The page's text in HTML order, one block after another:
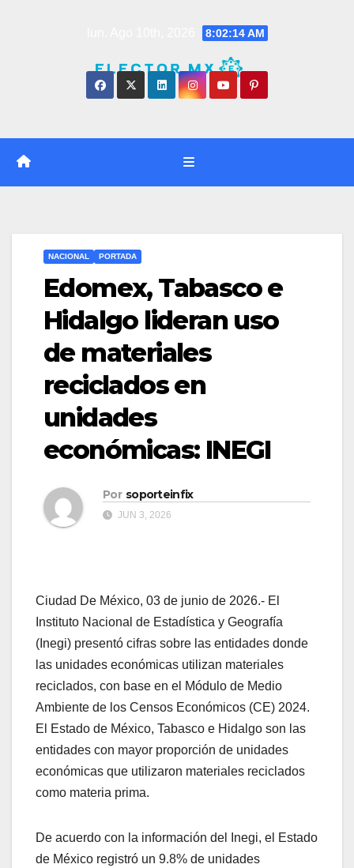
8:02:15 AM
NACIONAL PORTADA
Edomex, Tabasco e
Hidalgo lideran uso
de materiales
reciclados en
unidades
económicas: INEGI
Por soporteinfix
JUN 3, 2026
Ciudad De México, 03 de junio de 2026.- El
Instituto Nacional de Estadística y Geografía
(Inegi) presentó cifras sobre las entidades donde
las unidades económicas utilizan materiales
reciclados, con base en el Módulo de Medio
Ambiente de los Censos Económicos (CE) 2024.
El Estado de México, Tabasco e Hidalgo son las
entidades con mayor proporción de unidades
económicas que utilizaron materiales reciclados
como materia prima.
De acuerdo con la información del Inegi, el Estado
de México registró un 9.8% de unidades